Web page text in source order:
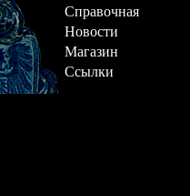
Справочная
Новости
Магазин
Ссылки